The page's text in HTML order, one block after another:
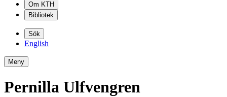
Om KTH
Bibliotek
Sök
English
Meny
Pernilla Ulfvengren